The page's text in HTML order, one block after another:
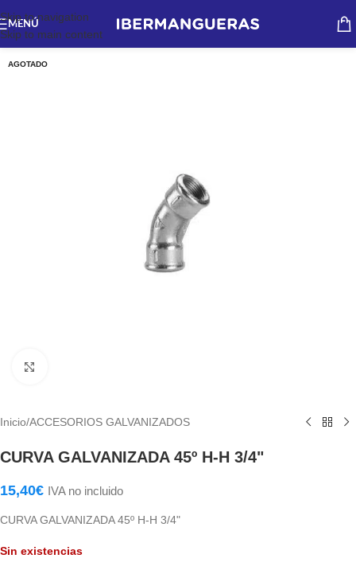
Skip to navigation
Skip to main content
MENÚ
AGOTADO
Inicio/ACCESORIOS GALVANIZADOS
CURVA GALVANIZADA 45º H-H 3/4"
15,40€ IVA no incluido
CURVA GALVANIZADA 45º H-H 3/4"
Sin existencias